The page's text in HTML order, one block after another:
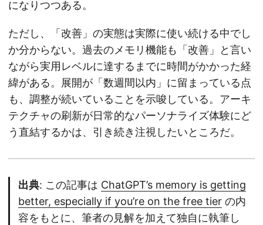
になりつつある。
ただし、「改善」の実態は実際に使い続ける中でし
か分からない。過去のメモリ機能も「改善」と言い
ながら実用レベルに達するまでに時間がかかった経
緯がある。展開が「数週間以内」に留まっている点
も、調整が続いていることを示唆している。アーキ
テクチャの刷新が日常的なパーソナライズ体験にど
う直結するかは、引き続き注視したいところだ。
出典: この記事は ChatGPT’s memory is getting
better, especially if you’re on the free tier の内
容をもとに、筆者の見解を加えて独自に執筆し